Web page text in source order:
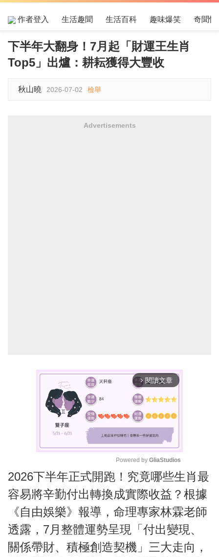
作者登入 生活趣聞 生活百科 趣味爆笑 奇聞怪
下半年大翻身！7月起「財運王生肖
Top5」出爐：耕耘獲得大豐收
秋山曉 2026-07-02 檢舉
Advertisements
arrow_forward_ios 閱讀文章
M
u
t
e
Powered by GliaStudios
2026下半年正式開跑！究竟哪些生肖最
容易將辛勤付出轉換成實際收益？根據
《自由娛樂》報導，命理專家林霖老師
透露，7月整體運勢呈現「付出變現、
關係帶財、積極創造契機」三大走向，